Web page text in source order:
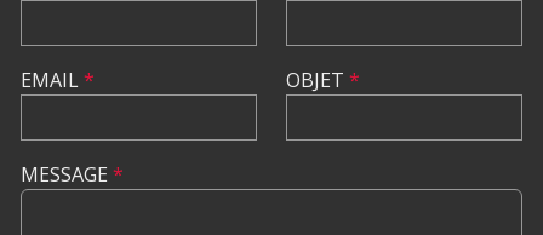
EMAIL* OBJET *
MESSAGE *